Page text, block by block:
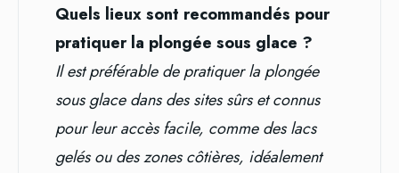
Quels lieux sont recommandés pour
pratiquer la plongée sous glace ?
Il est préférable de pratiquer la plongée
sous glace dans des sites sûrs et connus
pour leur accès facile, comme des lacs
gelés ou des zones côtières, idéalement